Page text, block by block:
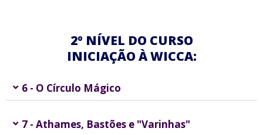
2º NÍVEL DO CURSO
INICIAÇÃO À WICCA:
6 - O Círculo Mágico
7 - Athames, Bastões e "Varinhas"